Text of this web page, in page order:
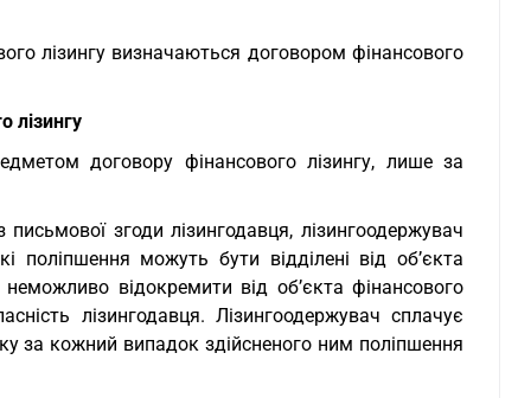
лізингу визначаються договором фінансового
лізингу
договору фінансового лізингу, лише за
згоди лізингодавця, лізингоодержувач
можуть бути відділені від об’єкта
відокремити від об’єкта фінансового
лізингодавця. Лізингоодержувач сплачує
за кожний випадок здійсненого ним поліпшення